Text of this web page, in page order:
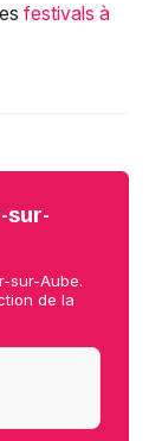
festivals à
sur-
sur-Aube.
de la